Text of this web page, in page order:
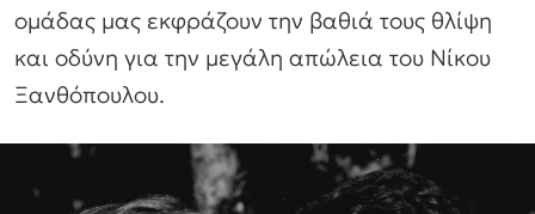
ομάδας μας εκφράζουν την βαθιά τους θλίψη
και οδύνη για την μεγάλη απώλεια του Νίκου
Ξανθόπουλου.